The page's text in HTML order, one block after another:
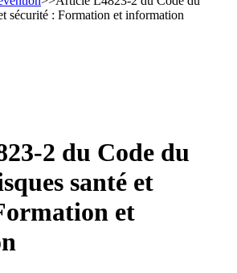
sécurité : Formation et information
2 du Code du
santé et
et